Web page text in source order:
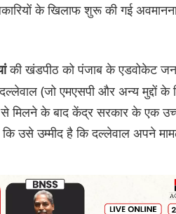
के खिलाफ शुरू की गई अवमानना
की खंडपीठ को पंजाब के एडवोकेट
(जो एमएसपी और अन्य मुद्दों
मिलने के बाद केंद्र सरकार के एक
उसे उम्मीद है कि दल्लेवाल अपने